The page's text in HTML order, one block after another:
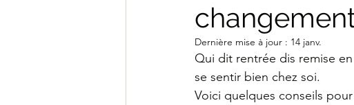
table de Noël
chaleureux hygge cosy
Dernière mise à jour : 14 janv.
Qui dit rentrée dis remise
se sentir bien chez soi.
Voici quelques conseils